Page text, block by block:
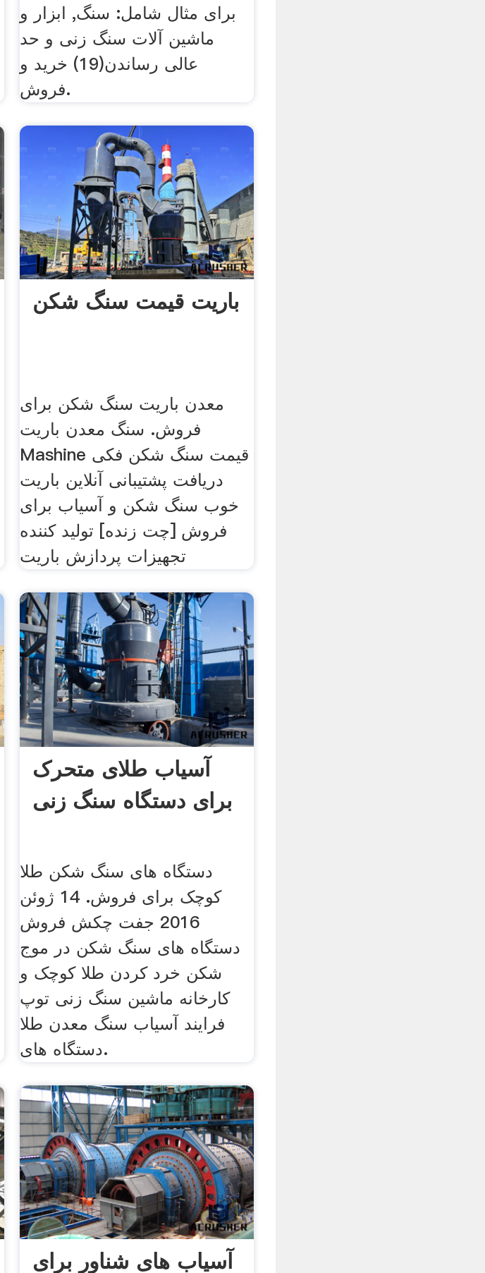
برای مثال شامل: سنگ, ابزار و
ماشین آلات سنگ زنی و حد
عالی رساندن(19) خرید و
فروش.
باریت قیمت سنگ شکن
معدن باریت سنگ شکن برای
فروش. سنگ معدن باریت
Mashine قیمت سنگ شکن فکی
دریافت پشتیبانی آنلاین باریت
خوب سنگ شکن و آسیاب برای
فروش [چت زنده] تولید کننده
تجهیزات پردازش باریت
آسیاب طلای متحرک
برای دستگاه سنگ زنی
دستگاه های سنگ شکن طلا
کوچک برای فروش. 14 ژوئن
2016 جفت چکش فروش
دستگاه های سنگ شکن در موج
شکن خرد کردن طلا کوچک و
کارخانه ماشین سنگ زنی توپ
فرایند آسیاب سنگ معدن طلا
دستگاه های.
آسیاب های شناور برای